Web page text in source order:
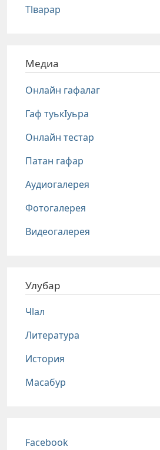
Тlварар
Медиа
Онлайн гафалаг
Гаф туькIуьра
Онлайн тестар
Патан гафар
Аудиогалерея
Фотогалерея
Видеогалерея
Улубар
Чlал
Литература
История
Масабур
Соц сети
Facebook